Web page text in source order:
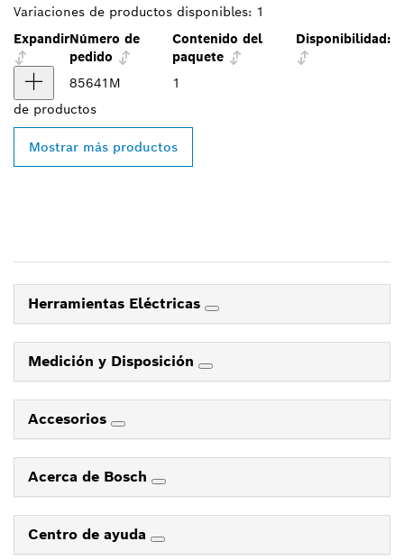
Variaciones de productos disponibles: 1
ExpandirNúmero de
pedido
Contenido del
paquete
Disponibilidad:
85641M
1
de productos
Mostrar más productos
Herramientas Eléctricas
Medición y Disposición
Accesorios
Acerca de Bosch
Centro de ayuda